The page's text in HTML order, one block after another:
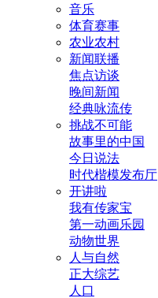
音乐
体育赛事
农业农村
新闻联播
焦点访谈
晚间新闻
经典咏流传
挑战不可能
故事里的中国
今日说法
时代楷模发布厅
开讲啦
我有传家宝
第一动画乐园
动物世界
人与自然
正大综艺
人口